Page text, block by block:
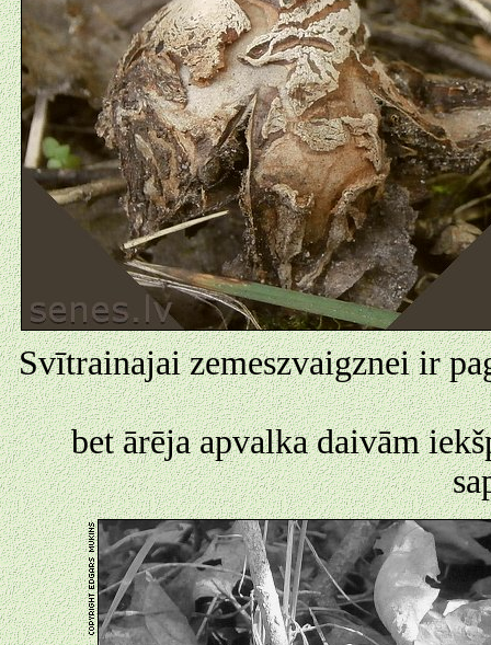
Svītrainajai zemeszvaigznei ir
bet ārēja apvalka daivām